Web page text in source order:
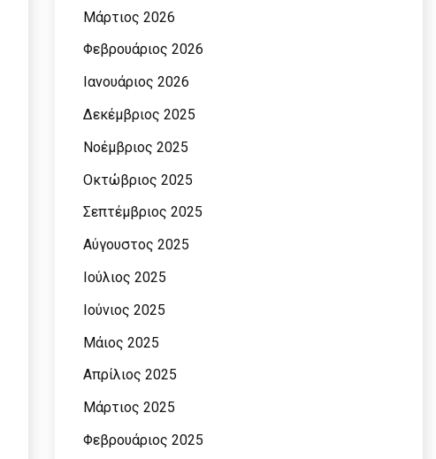
Μάρτιος 2026
Φεβρουάριος 2026
Ιανουάριος 2026
Δεκέμβριος 2025
Νοέμβριος 2025
Οκτώβριος 2025
Σεπτέμβριος 2025
Αύγουστος 2025
Ιούλιος 2025
Ιούνιος 2025
Μάιος 2025
Απρίλιος 2025
Μάρτιος 2025
Φεβρουάριος 2025